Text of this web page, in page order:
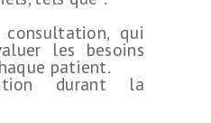
qui
les besoins
patient.
durant la